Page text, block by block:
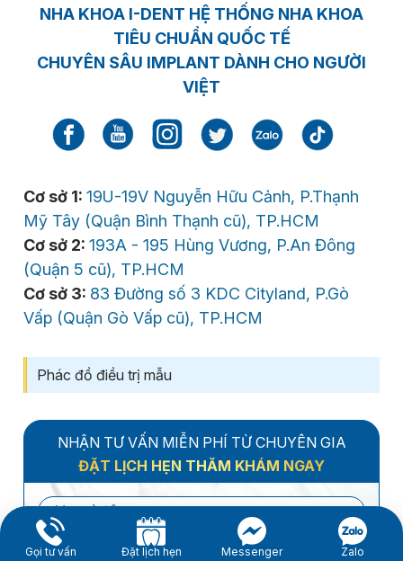
Gọi tư vấn Đặt lịch hẹn Messenger Zalo
NHA KHOA I-DENT HỆ THỐNG NHA KHOA
TIÊU CHUẨN QUỐC TẾ
CHUYÊN SÂU IMPLANT DÀNH CHO NGƯỜI
VIỆT
Cơ sở 1: 19U-19V Nguyễn Hữu Cảnh, P.Thạnh
Mỹ Tây (Quận Bình Thạnh cũ), TP.HCM
Cơ sở 2: 193A - 195 Hùng Vương, P.An Đông
(Quận 5 cũ), TP.HCM
Cơ sở 3: 83 Đường số 3 KDC Cityland, P.Gò
Vấp (Quận Gò Vấp cũ), TP.HCM
Phác đồ điều trị mẫu
NHẬN TƯ VẤN MIỄN PHÍ TỪ CHUYÊN GIA
ĐẶT LỊCH HẸN THĂM KHÁM NGAY